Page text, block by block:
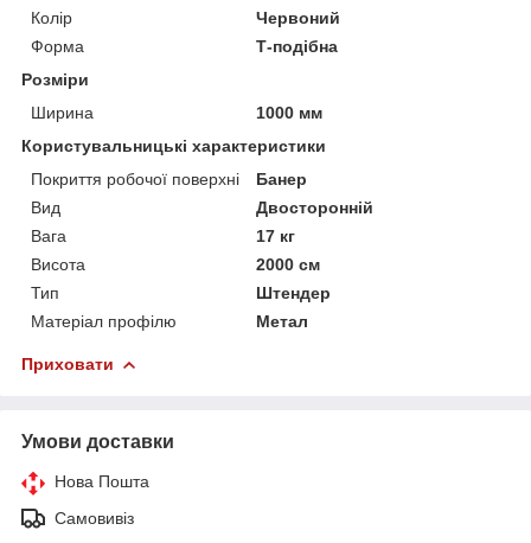
Колір
Червоний
Форма
Т-подібна
Розміри
Ширина
1000 мм
Користувальницькі характеристики
Покриття робочої поверхні
Банер
Вид
Двосторонній
Вага
17 кг
Висота
2000 см
Тип
Штендер
Матеріал профілю
Метал
Приховати
Умови доставки
Нова Пошта
Самовивіз